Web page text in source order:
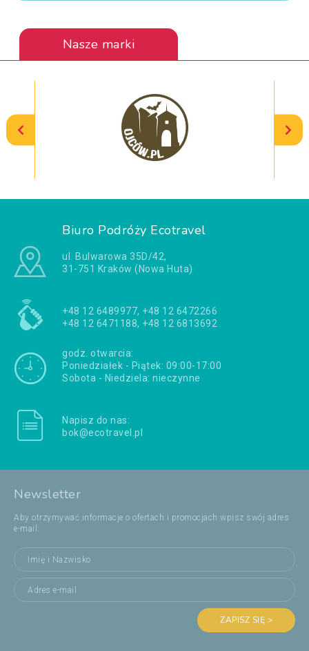
Nasze marki
Biuro Podróży Ecotravel
ul. Bulwarowa 35D/42,
31-751 Kraków (Nowa Huta)
+48 12 6489977, +48 12 6472266
+48 12 6471188, +48 12 6813692
godz. otwarcia:
Poniedziałek - Piątek: 09:00-17:00
Sobota - Niedziela: nieczynne
Napisz do nas:
bok@ecotravel.pl
Newsletter
Aby otrzymywać informacje o ofertach i promocjach wpisz swój adres
e-mail:
ZAPISZ SIĘ >